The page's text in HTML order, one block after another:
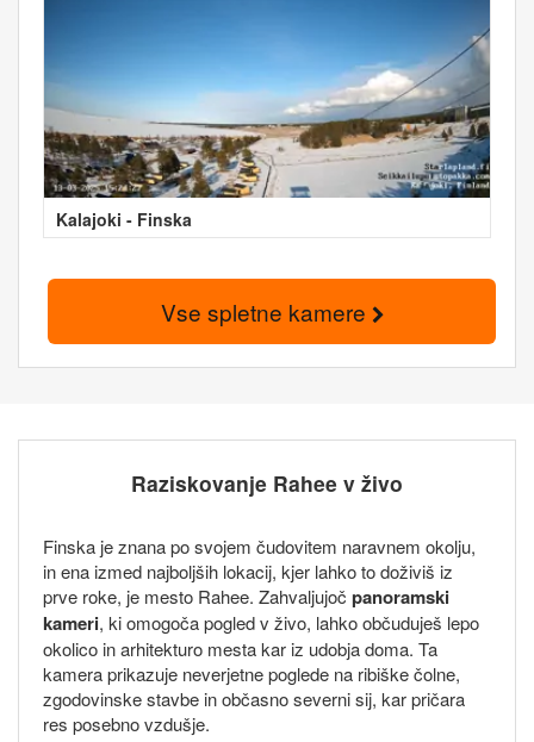
Kalajoki - Finska
Vse spletne kamere
Raziskovanje Rahee v živo
Finska je znana po svojem čudovitem naravnem okolju,
in ena izmed najboljših lokacij, kjer lahko to doživiš iz
prve roke, je mesto Rahee. Zahvaljujoč panoramski
kameri, ki omogoča pogled v živo, lahko občuduješ lepo
okolico in arhitekturo mesta kar iz udobja doma. Ta
kamera prikazuje neverjetne poglede na ribiške čolne,
zgodovinske stavbe in občasno severni sij, kar pričara
res posebno vzdušje.